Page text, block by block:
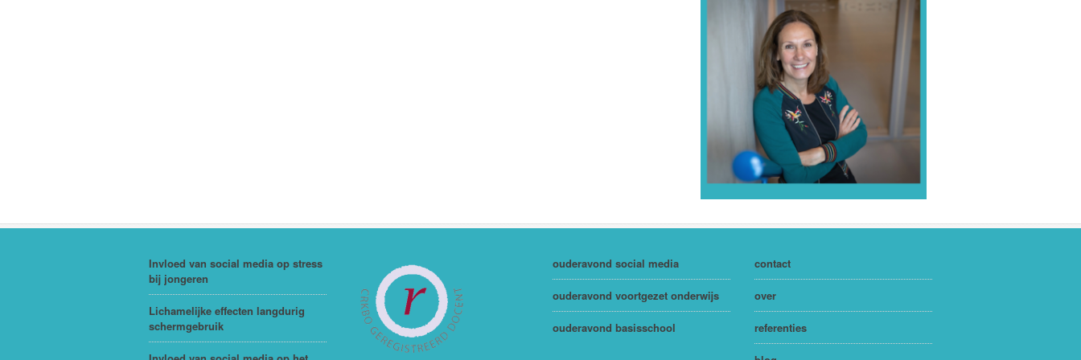
Invloed van social media op stress
bij jongeren
Lichamelijke effecten langdurig
schermgebruik
ouderavond social media
ouderavond voortgezet onderwijs
ouderavond basisschool
contact
over
referenties